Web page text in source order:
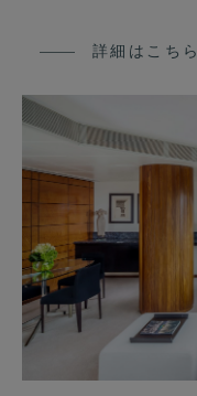
詳細はこちら